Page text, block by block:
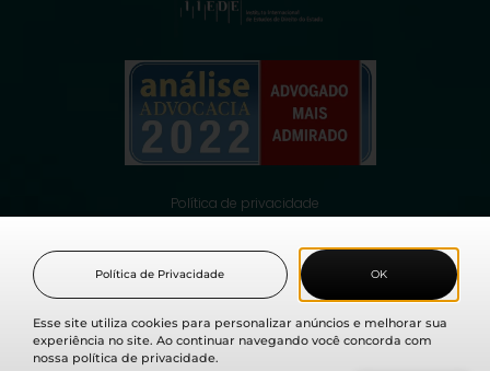
Política de privacidade
© 2021 Fabio Medina Osorio, todos os direitos reservados.
Esse site utiliza cookies para personalizar anúncios e melhorar sua
experiência no site. Ao continuar navegando você concorda com
nossa política de privacidade.
OK
Política de Privacidade